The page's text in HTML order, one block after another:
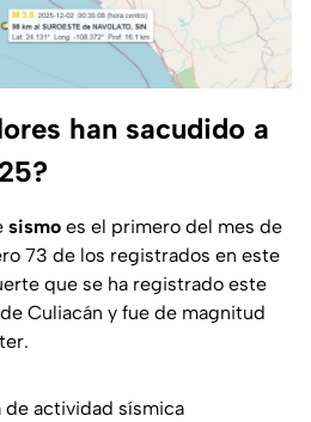
han sacudido a
sismo es el primero del mes de
73 de los registrados en este
que se ha registrado este
Culiacán y fue de magnitud
de actividad sísmica